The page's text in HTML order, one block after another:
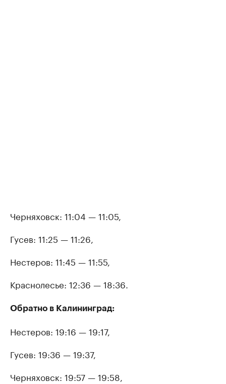
Черняховск: 11:04 — 11:05,
Гусев: 11:25 — 11:26,
Нестеров: 11:45 — 11:55,
Краснолесье: 12:36 — 18:36.
Обратно в Калининград:
Нестеров: 19:16 — 19:17,
Гусев: 19:36 — 19:37,
Черняховск: 19:57 — 19:58,